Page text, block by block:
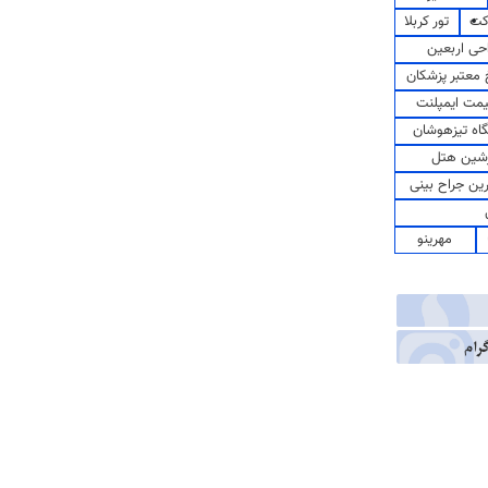
تور کربلا
اربعین
پزشکان
ایمپلنت
تیزهوشان
هتل
جراح بینی
مهرینو